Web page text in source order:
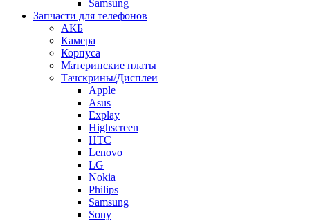
Samsung
Запчасти для телефонов
АКБ
Камера
Корпуса
Материнские платы
Тачскрины/Дисплеи
Apple
Asus
Explay
Highscreen
HTC
Lenovo
LG
Nokia
Philips
Samsung
Sony